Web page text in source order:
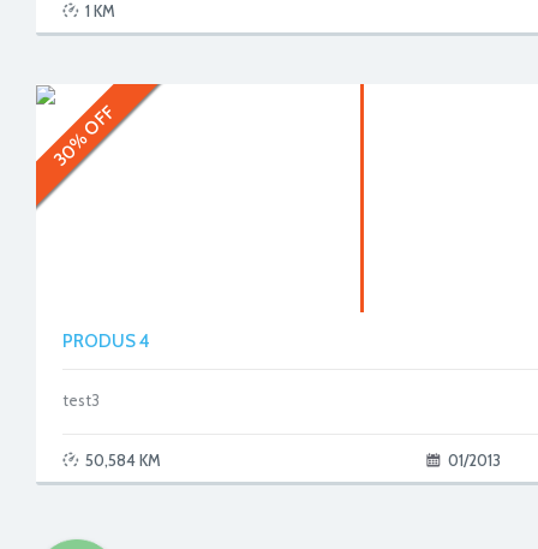
1 KM
30% OFF
PRODUS 4
test3
50,584 KM 01/2013